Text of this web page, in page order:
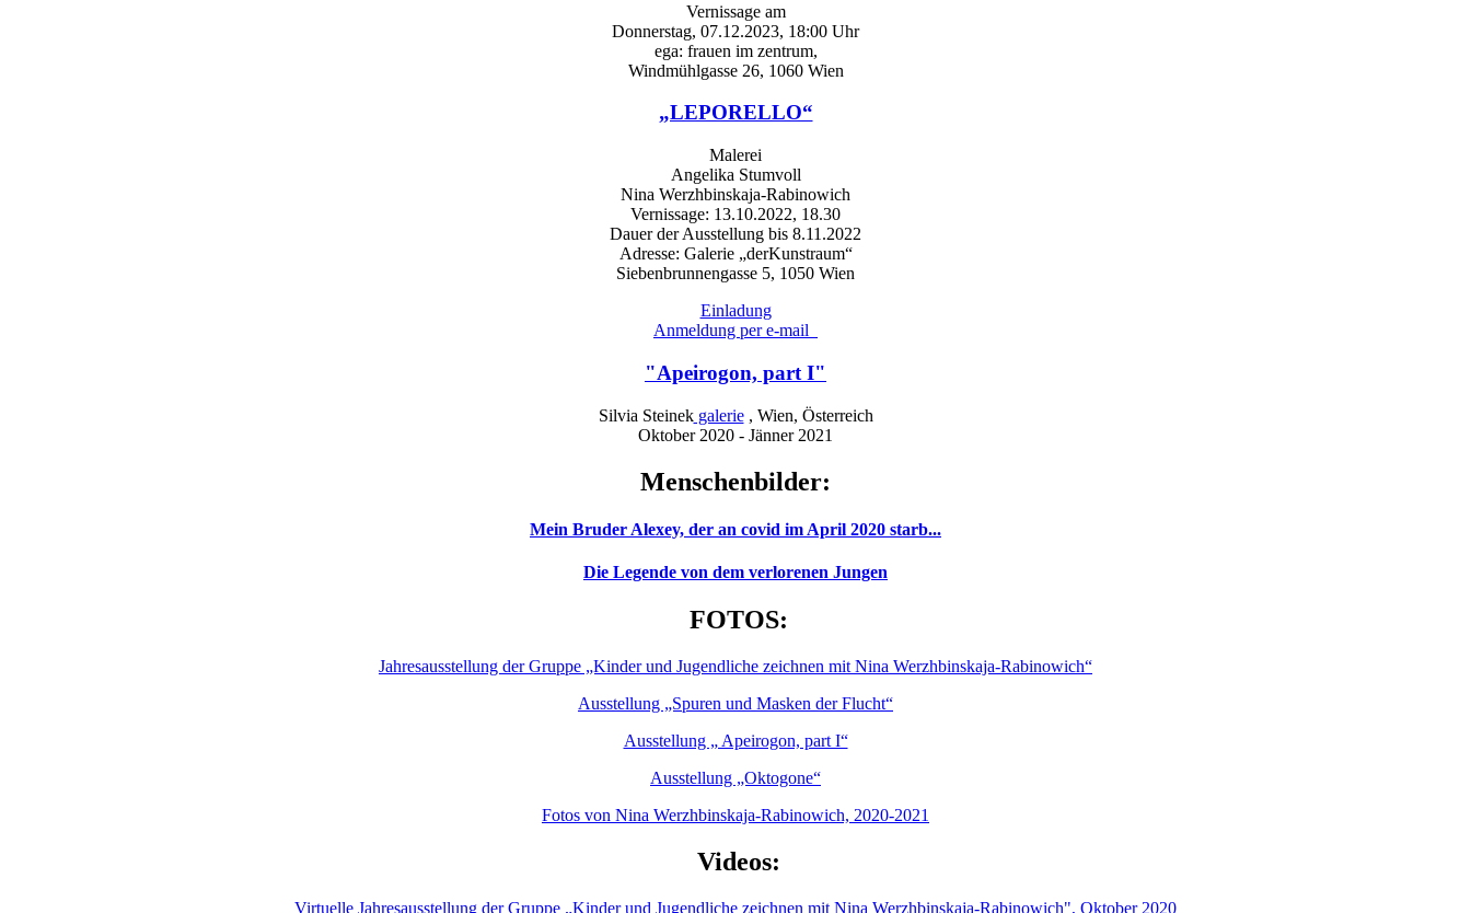
Vernissage am
Donnerstag, 07.12.2023, 18:00 Uhr
ega: frauen im zentrum,
Windmühlgasse 26, 1060 Wien
„LEPORELLO“
Malerei
Angelika Stumvoll
Nina Werzhbinskaja-Rabinowich
Vernissage: 13.10.2022, 18.30
Dauer der Ausstellung bis 8.11.2022
Adresse: Galerie „derKunstraum“
Siebenbrunnengasse 5, 1050 Wien
Einladung
Anmeldung per e-mail
"Apeirogon, part I"
Silvia Steinekgalerie, Wien, Österreich
Oktober 2020 - Jänner 2021
Menschenbilder:
Mein Bruder Alexey, der an covid im April 2020 starb...
Die Legende von dem verlorenen Jungen
FOTOS:
Jahresausstellung der Gruppe „Kinder und Jugendliche zeichnen mit Nina Werzhbinskaja-Rabinowich“
Ausstellung „Spuren und Masken der Flucht“
Ausstellung „ Apeirogon, part I“
Ausstellung „Oktogone“
Fotos von Nina Werzhbinskaja-Rabinowich, 2020-2021
Videos:
Virtuelle Jahresausstellung der Gruppe „Kinder und Jugendliche zeichnen mit Nina Werzhbinskaja-Rabinowich", Oktober 2020